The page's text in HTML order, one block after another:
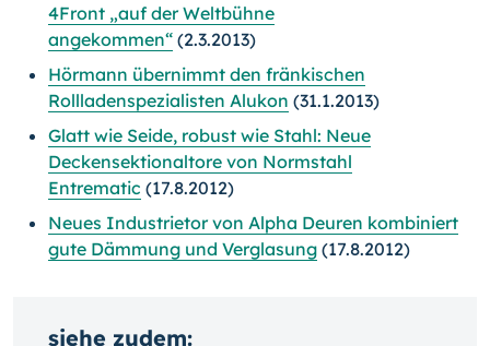
4Front „auf der Weltbühne
angekommen“ (2.3.2013)
Hörmann übernimmt den fränkischen
Rollladenspezialisten Alukon (31.1.2013)
Glatt wie Seide, robust wie Stahl: Neue
Deckensektionaltore von Normstahl
Entrematic (17.8.2012)
Neues Industrietor von Alpha Deuren kombiniert
gute Dämmung und Verglasung (17.8.2012)
siehe zudem: